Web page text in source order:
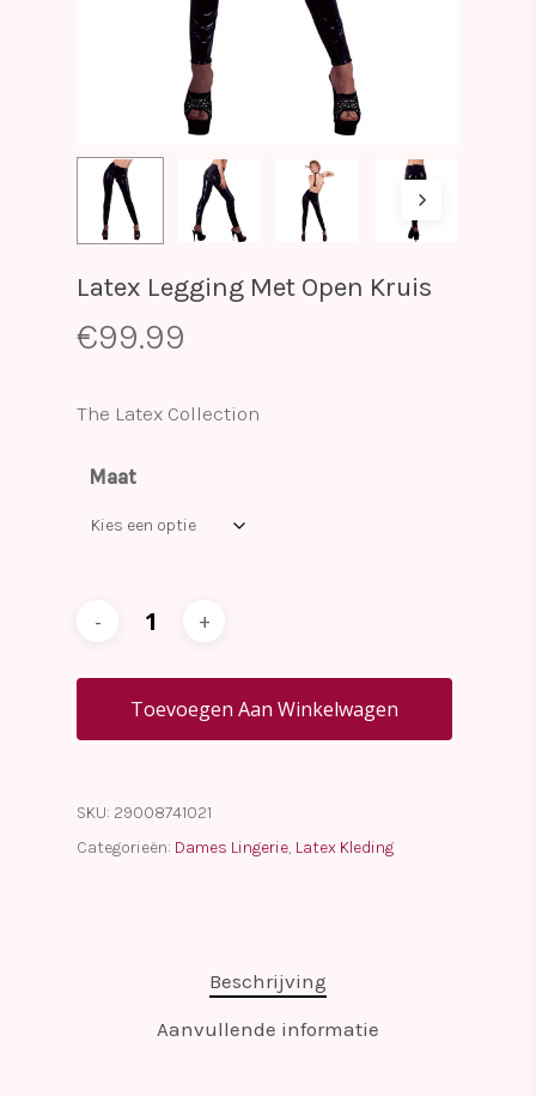
Latex Legging Met Open Kruis
€99.99
The Latex Collection
Maat
Toevoegen Aan Winkelwagen
SKU: 29008741021
Categorieën: Dames Lingerie, Latex Kleding
Beschrijving
Aanvullende informatie